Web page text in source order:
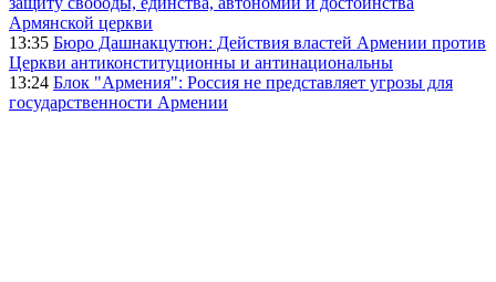
Армянской церкви
13:35 Бюро Дашнакцутюн: Действия властей Армении против
Церкви антиконституционны и антинациональны
13:24 Блок "Армения": Россия не представляет угрозы для
государственности Армении